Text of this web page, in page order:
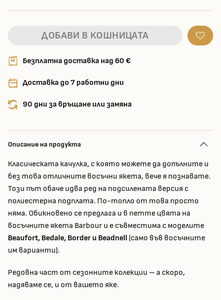
ДОБАВИ В КОШНИЦАТА
Безплатна доставка над 60 €
Доставка до 7 работни дни
90 дни за връщане или замяна
Описание на продукта
Класическата качулка, с която можете да допълните и
без това отличните восъчни якета, вече я познавате.
Този път обаче идва ред на подсилената версия с
полиестерна подплата. По-топло от това просто
няма. Обикновено се предлага и в петте цвята на
восъчните якета Barbour и е съвместима с моделите
Beaufort, Bedale, Border и Beadnell (само във восъчните
им варианти).
Редовна част от сезонните колекции – а скоро,
надяваме се, и от вашето яке.